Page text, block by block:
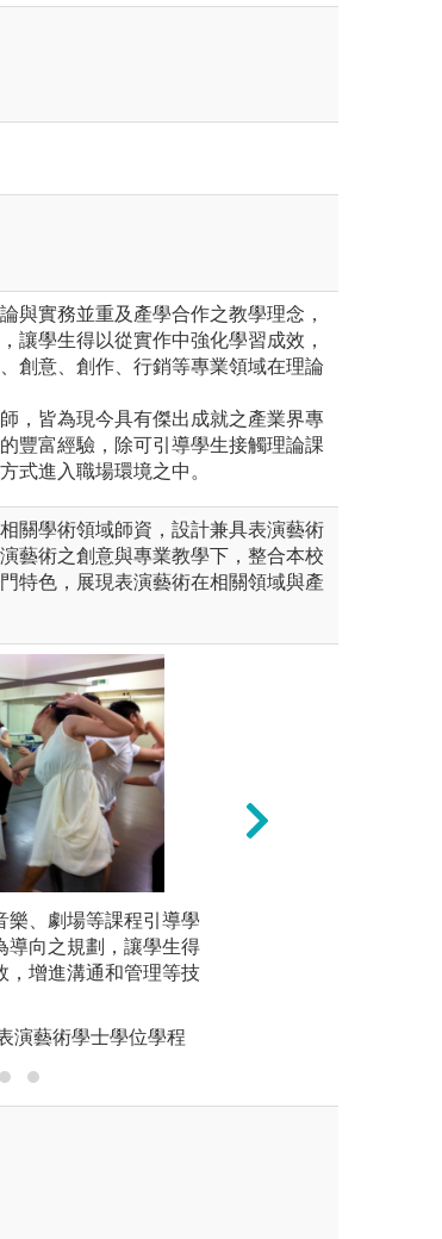
與實務並重及產學合作之教學理念，
讓學生得以從實作中強化學習成效，
創意、創作、行銷等專業領域在理論
，皆為現今具有傑出成就之產業界專
豐富經驗，除可引導學生接觸理論課
式進入職場環境之中。
關學術領域師資，設計兼具表演藝術
藝術之創意與專業教學下，整合本校
特色，展現表演藝術在相關領域與產
樂、劇場等課程引導學
導向之規劃，讓學生得
，增進溝通和管理等技
演藝術學士學位學程